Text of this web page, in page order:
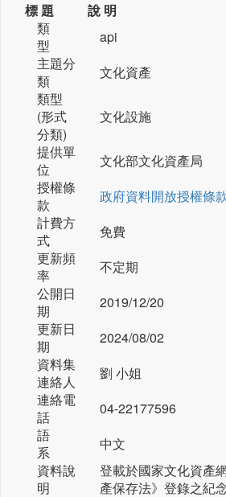
標 題
說 明
類
型
api
主題分
類
文化資產
類型
(形式
分類)
文化設施
提供單
位
文化部文化資產局
授權條
款
政府資料開放授權條
計費方
式
免費
更新頻
率
不定期
公開日
期
2019/12/20
更新日
期
2024/08/02
資料集
連絡人
劉 小姐
連絡電
話
04-22177596
語
系
中文
資料說
明
登載於國家文化資產
產保存法》登錄之紀